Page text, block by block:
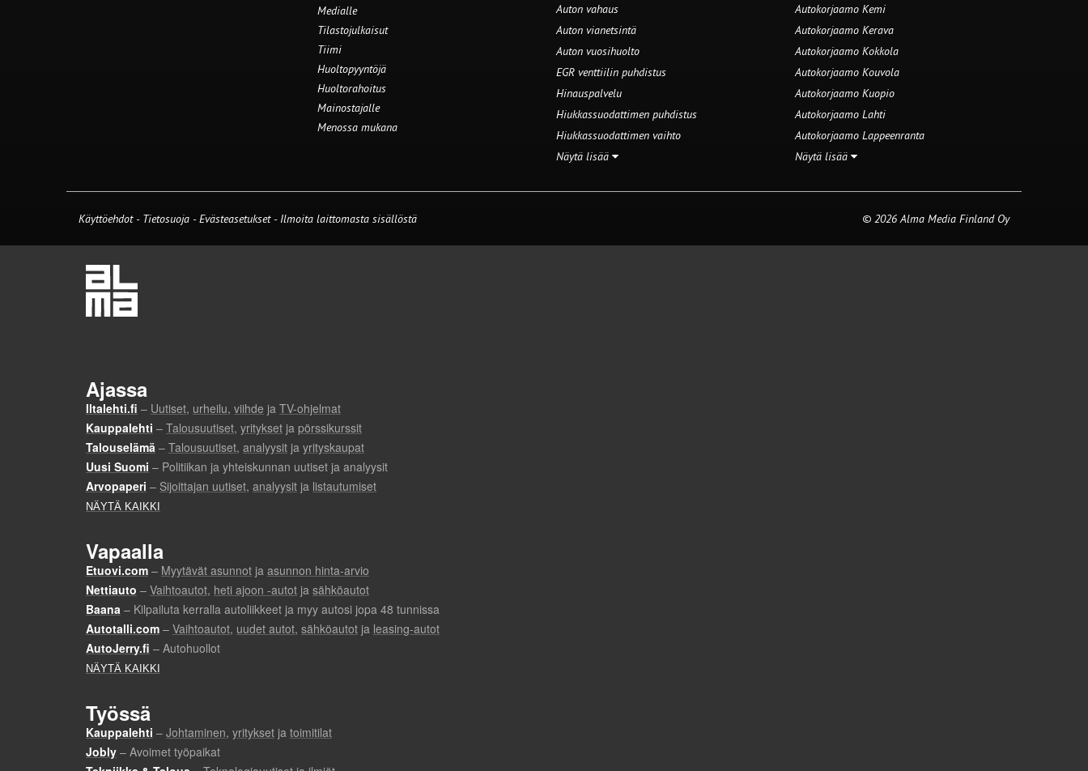
Medialle
Tilastojulkaisut
Tiimi
Huoltopyyntöjä
Huoltorahoitus
Mainostajalle
Menossa mukana
Auton vahaus
Auton vianetsintä
Auton vuosihuolto
EGR venttiilin puhdistus
Hinauspalvelu
Hiukkassuodattimen puhdistus
Hiukkassuodattimen vaihto
Näytä lisää
Autokorjaamo Kemi
Autokorjaamo Kerava
Autokorjaamo Kokkola
Autokorjaamo Kouvola
Autokorjaamo Kuopio
Autokorjaamo Lahti
Autokorjaamo Lappeenranta
Näytä lisää
Käyttöehdot - Tietosuoja -Evästeasetukset- Ilmoita laittomasta sisällöstä © 2026 Alma Media Finland Oy